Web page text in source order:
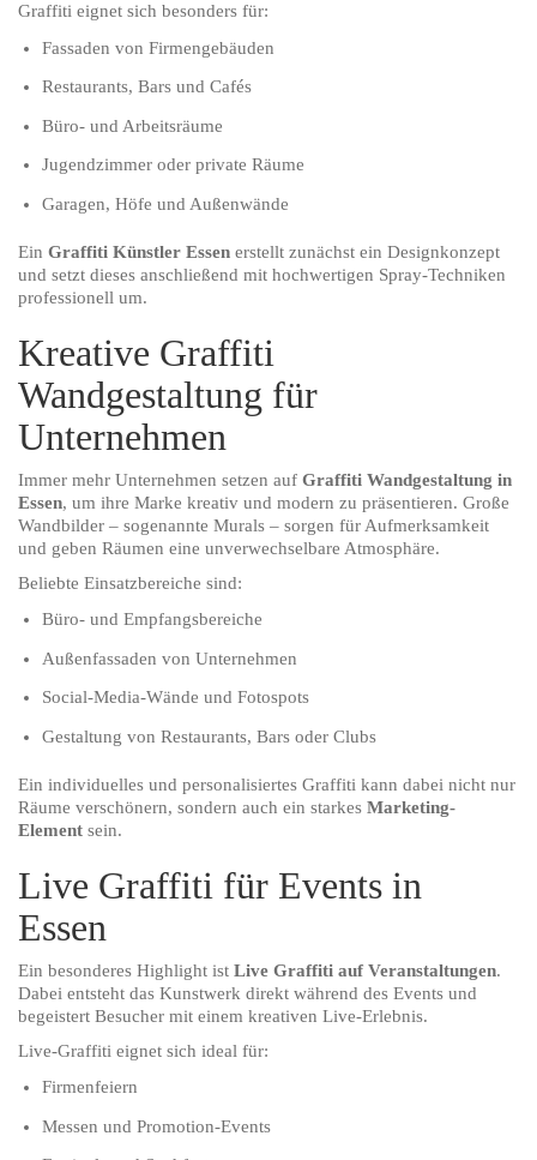
Graffiti eignet sich besonders für:
Fassaden von Firmengebäuden
Restaurants, Bars und Cafés
Büro- und Arbeitsräume
Jugendzimmer oder private Räume
Garagen, Höfe und Außenwände
Ein Graffiti Künstler Essen erstellt zunächst ein Designkonzept
und setzt dieses anschließend mit hochwertigen Spray-Techniken
professionell um.
Kreative Graffiti
Wandgestaltung für
Unternehmen
Immer mehr Unternehmen setzen auf Graffiti Wandgestaltung in
Essen, um ihre Marke kreativ und modern zu präsentieren. Große
Wandbilder – sogenannte Murals – sorgen für Aufmerksamkeit
und geben Räumen eine unverwechselbare Atmosphäre.
Beliebte Einsatzbereiche sind:
Büro- und Empfangsbereiche
Außenfassaden von Unternehmen
Social-Media-Wände und Fotospots
Gestaltung von Restaurants, Bars oder Clubs
Ein individuelles und personalisiertes Graffiti kann dabei nicht nur
Räume verschönern, sondern auch ein starkes Marketing-
Element sein.
Live Graffiti für Events in
Essen
Ein besonderes Highlight ist Live Graffiti auf Veranstaltungen.
Dabei entsteht das Kunstwerk direkt während des Events und
begeistert Besucher mit einem kreativen Live-Erlebnis.
Live-Graffiti eignet sich ideal für:
Firmenfeiern
Messen und Promotion-Events